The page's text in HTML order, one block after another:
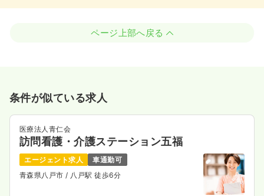
ページ上部へ戻る
条件が似ている求人
医療法人青仁会
訪問看護・介護ステーション五福
エージェント求人
車通勤可
青森県八戸市 / 八戸駅 徒歩6分